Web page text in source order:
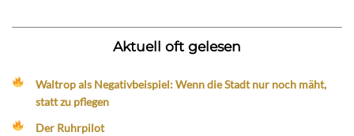
Aktuell oft gelesen
Waltrop als Negativbeispiel: Wenn die Stadt nur noch mäht,
statt zu pflegen
Der Ruhrpilot